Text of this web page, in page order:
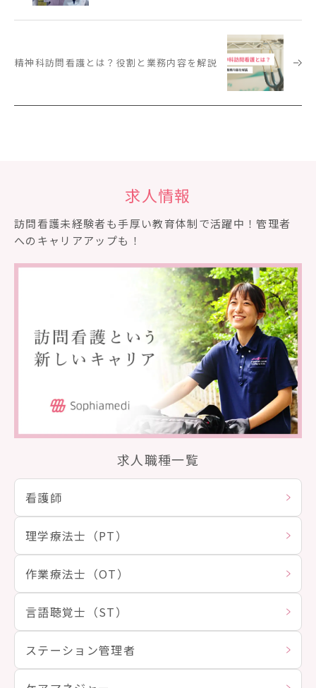
精神科訪問看護とは？役割と業務内容を解説
求人情報
訪問看護未経験者も⼿厚い教育体制で活躍中！管理者
へのキャリアアップも！
求人職種一覧
看護師
理学療法士（PT）
作業療法士（OT）
言語聴覚士（ST）
ステーション管理者